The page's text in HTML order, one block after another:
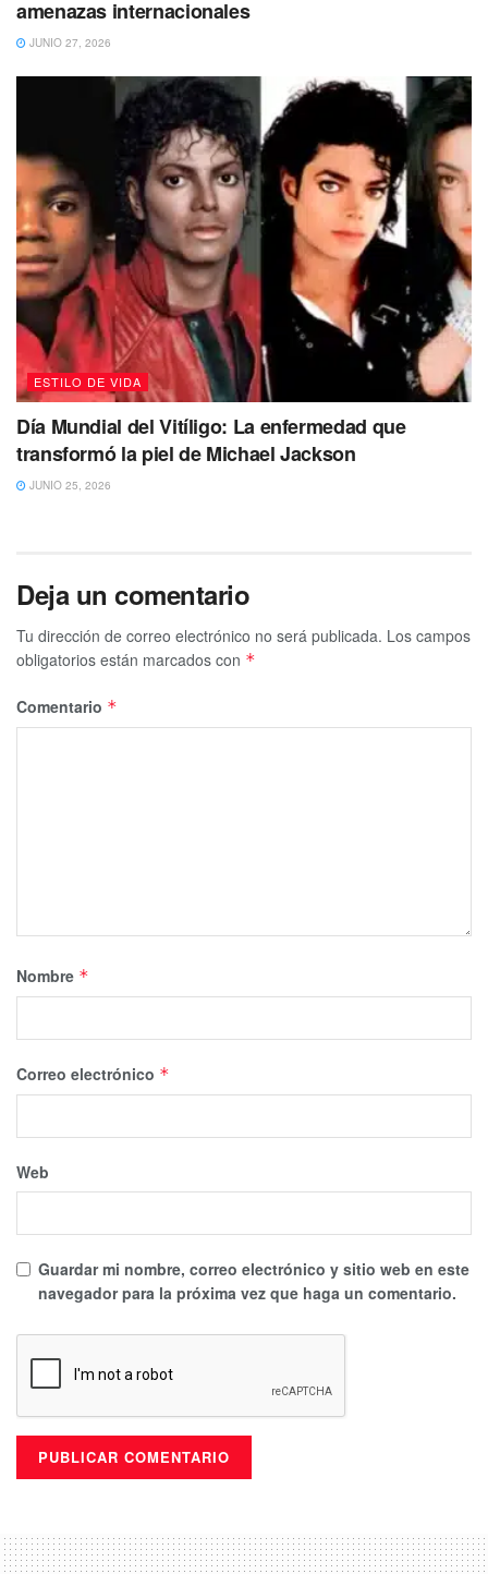
amenazas internacionales
JUNIO 27, 2026
ESTILO DE VIDA
Día Mundial del Vitíligo: La enfermedad que
transformó la piel de Michael Jackson
JUNIO 25, 2026
Deja un comentario
Tu dirección de correo electrónico no será publicada. Los campos
obligatorios están marcados con *
Comentario *
Nombre *
Correo electrónico *
Web
Guardar mi nombre, correo electrónico y sitio web en este
navegador para la próxima vez que haga un comentario.